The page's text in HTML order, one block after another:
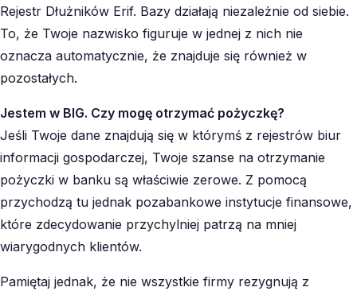
Rejestr Dłużników Erif. Bazy działają niezależnie od siebie.
To, że Twoje nazwisko figuruje w jednej z nich nie
oznacza automatycznie, że znajduje się również w
pozostałych.
Jestem w BIG. Czy mogę otrzymać pożyczkę?
Jeśli Twoje dane znajdują się w którymś z rejestrów biur
informacji gospodarczej, Twoje szanse na otrzymanie
pożyczki w banku są właściwie zerowe. Z pomocą
przychodzą tu jednak pozabankowe instytucje finansowe,
które zdecydowanie przychylniej patrzą na mniej
wiarygodnych klientów.
Pamiętaj jednak, że nie wszystkie firmy rezygnują z